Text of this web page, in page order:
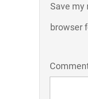
Save my
browser